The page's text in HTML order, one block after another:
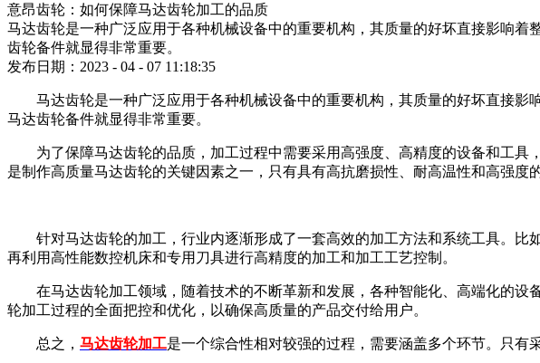
意昂齿轮：如何保障马达齿轮加工的品质
马达齿轮是一种广泛应用于各种机械设备中的重要机构，其质量的好坏直接影响
齿轮备件就显得非常重要。
发布日期：2023 - 04 - 07 11:18:35
马达齿轮是一种广泛应用于各种机械设备中的重要机构，其质量的好坏直接
马达齿轮备件就显得非常重要。
为了保障马达齿轮的品质，加工过程中需要采用高强度、高精度的设备和工
是制作高质量马达齿轮的关键因素之一，只有具有高抗磨损性、耐高温性和高强度
针对马达齿轮的加工，行业内逐渐形成了一套高效的加工方法和系统工具。比
再利用高性能数控机床和专用刀具进行高精度的加工和加工工艺控制。
在马达齿轮加工领域，随着技术的不断革新和发展，各种智能化、高端化的
轮加工过程的全面把控和优化，以确保高质量的产品交付给用户。
总之， 马达齿轮加工是一个综合性相对较强的过程，需要涵盖多个环节。只有